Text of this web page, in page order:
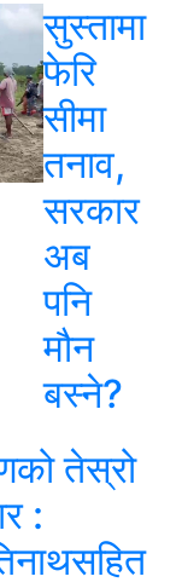
सुस्तामा
फेरि
सीमा
तनाव,
सरकार
अब
पनि
मौन
बस्ने?
तेस्रो
: